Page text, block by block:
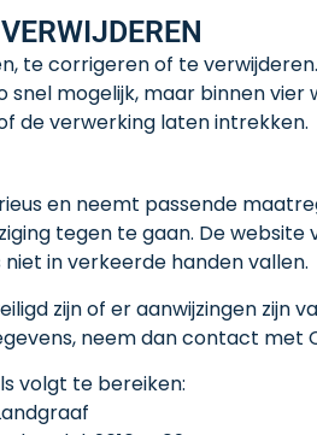
te corrigeren of te
snel mogelijk, maar binnen
de verwerking laten intrekken.
en neemt passende
tegen te gaan. De website
in verkeerde handen vallen.
zijn of er aanwijzingen zijn
neem dan contact met
volgt te bereiken: